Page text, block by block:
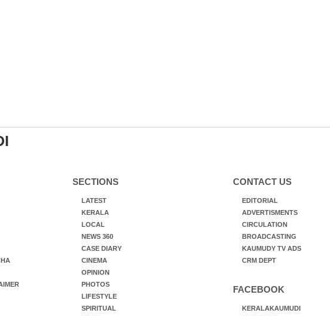
SECTIONS
LATEST
KERALA
LOCAL
NEWS 360
CASE DIARY
CINEMA
OPINION
PHOTOS
LIFESTYLE
SPIRITUAL
CONTACT US
EDITORIAL
ADVERTISMENTS
CIRCULATION
BROADCASTING
KAUMUDY TV ADS
CRM DEPT
FACEBOOK
KERALAKAUMUDI